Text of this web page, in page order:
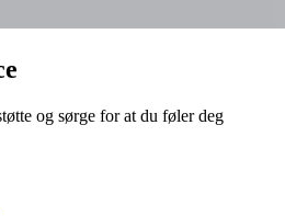
og sørge for at du føler deg